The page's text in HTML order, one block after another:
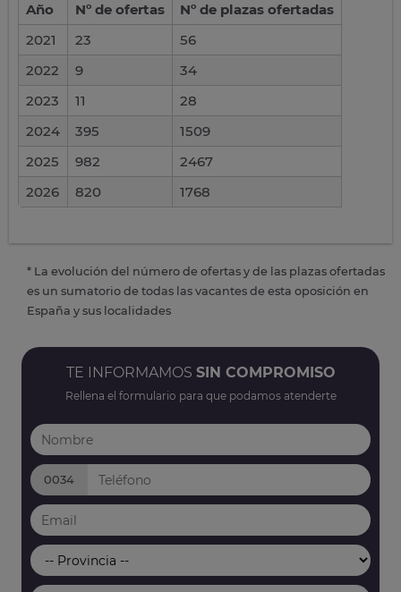
Año Nº de ofertas
Nº de plazas ofertadas
2021
23
56
2022
9
34
2023
11
28
2024
395
1509
2025
982
2467
2026
820 1768
* La evolución del número de ofertas y de las plazas ofertadas
es un sumatorio de todas las vacantes de esta oposición en
España y sus localidades
TE INFORMAMOS SIN COMPROMISO
Rellena el formulario para que podamos atenderte
0034